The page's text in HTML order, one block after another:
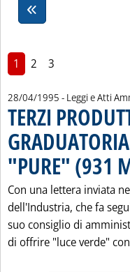
1 2 3
28/04/1995 - Leggi e Atti
TERZI
"PURE" (931
Con una lettera inviata
dell'Industria, che fa
suo consiglio di
di offrire "luce verde"